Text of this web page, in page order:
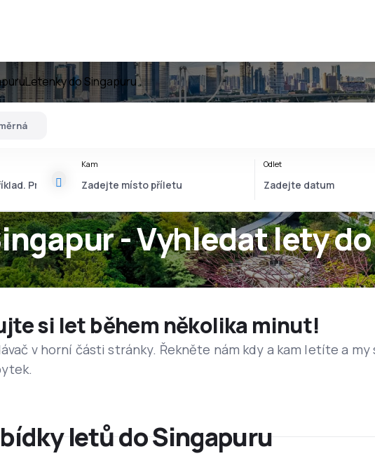
Letenky do Singapuru
- Vyhledat lety
Kam Odlet
si let během několika minut!
v horní části stránky. Řekněte nám kdy a kam letíte a my
letů do Singapuru